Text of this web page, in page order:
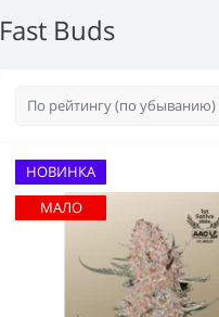
Fast Buds
НОВИНКА
МАЛО